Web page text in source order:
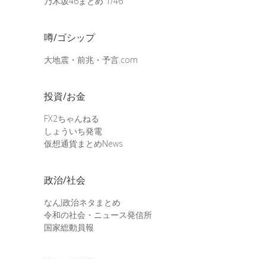
噂/ゴシップ
大地震・前兆・予言.com
投資/お金
FX2ちゃんねる
しょういち発電
仮想通貨まとめNews
政治/社会
なんJ政治ネタまとめ
令和の社会・ニュース発信所
国家総動員報